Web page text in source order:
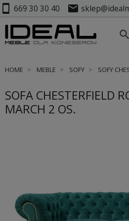
smartphone 669 30 30 40 mail
search
HOME MEBLE SOFY SOFY
SOFA CHESTERFIELD
MARCH 2 OS.